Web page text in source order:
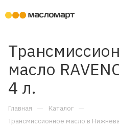
масло
4 л.
Главная — Каталог —
Трансмиссионное масло в